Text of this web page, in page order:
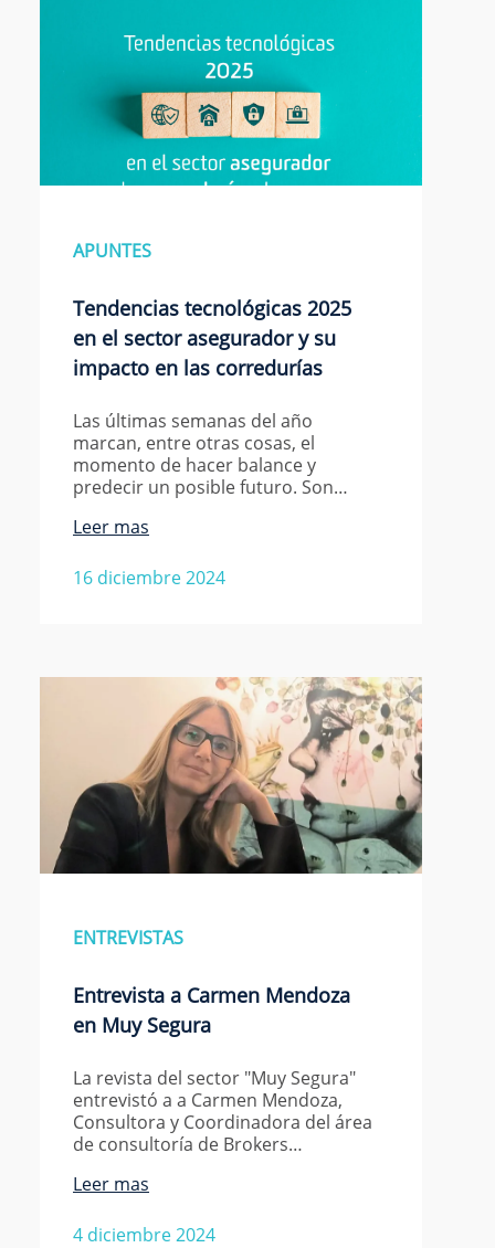
APUNTES
Tendencias tecnológicas 2025
en el sector asegurador y su
impacto en las corredurías
Las últimas semanas del año
marcan, entre otras cosas, el
momento de hacer balance y
predecir un posible futuro. Son…
16 diciembre 2024
Leer mas
ENTREVISTAS
Entrevista a Carmen Mendoza
en Muy Segura
La revista del sector "Muy Segura"
entrevistó a a Carmen Mendoza,
Consultora y Coordinadora del área
de consultoría de Brokers…
4 diciembre 2024
Leer mas